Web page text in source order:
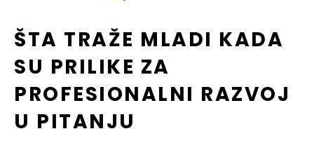
ŠTA TRAŽE MLADI KADA
SU PRILIKE ZA
PROFESIONALNI RAZVOJ
U PITANJU